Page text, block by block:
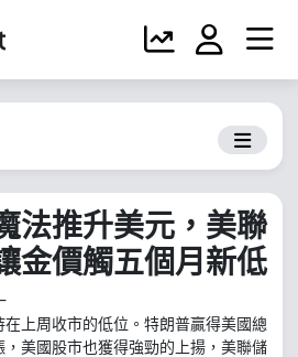
法推升美元，美聯
金價觸五個月新低
上周收市的低位。特朗普贏得美國總
美國股市也獲得強勁的上揚，美聯儲